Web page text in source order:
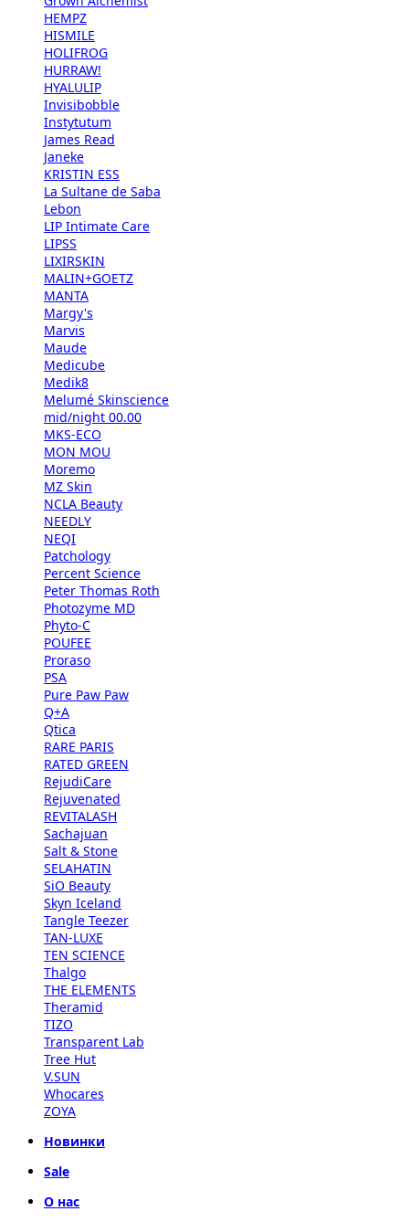
HEMPZ
HISMILE
HOLIFROG
HURRAW!
HYALULIP
Invisibobble
Instytutum
James Read
Janeke
KRISTIN ESS
La Sultane de Saba
Lebon
LIP Intimate Care
LIPSS
LIXIRSKIN
MALIN+GOETZ
MANTA
Margy's
Marvis
Maude
Medicube
Medik8
Melumé Skinscience
mid/night 00.00
MKS-ECO
MON MOU
Moremo
MZ Skin
NCLA Beauty
NEEDLY
NEQI
Patchology
Percent Science
Peter Thomas Roth
Photozyme MD
Phyto-C
POUFEE
Proraso
PSA
Pure Paw Paw
Q+A
Qtica
RARE PARIS
RATED GREEN
RejudiCare
Rejuvenated
REVITALASH
Sachajuan
Salt & Stone
SELAHATIN
SiO Beauty
Skyn Iceland
Tangle Teezer
TAN-LUXE
TEN SCIENCE
Thalgo
THE ELEMENTS
Theramid
TIZO
Transparent Lab
Tree Hut
V.SUN
Whocares
ZOYA
Новинки
Sale
О нас